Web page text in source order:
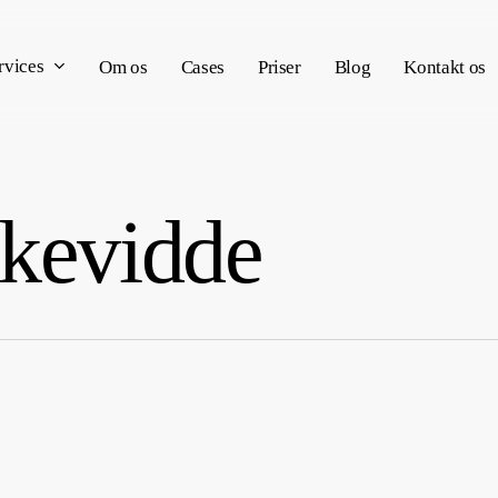
Om os Cases Priser Blog Kontakt os